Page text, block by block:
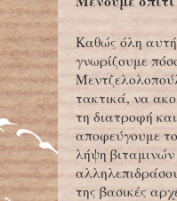
Καθώς όλη αυτή
γνωρίζουμε
τακτικά, να
τη διατροφή
αποφεύγουμε
λήψη
της βασικές